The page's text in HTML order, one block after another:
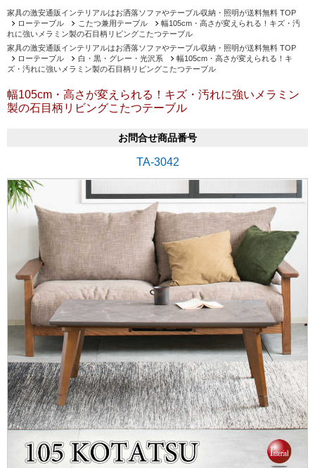
家具の激安通販インテリアルはお洒落ソファやテーブル収納・照明が送料無料 TOP
ローテーブル
こたつ兼用テーブル
幅105cm・高さが変えられる！キズ・汚
れに強いメラミン製の石目柄リビングこたつテーブル
家具の激安通販インテリアルはお洒落ソファやテーブル収納・照明が送料無料 TOP
ローテーブル
白・黒・グレー・光沢系
幅105cm・高さが変えられる！キ
ズ・汚れに強いメラミン製の石目柄リビングこたつテーブル
幅105cm・高さが変えられる！キズ・汚れに強いメラミン
製の石目柄リビングこたつテーブル
お問合せ商品番号
TA-3042